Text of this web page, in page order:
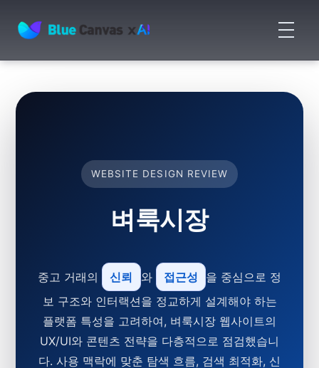
BLUECANVAS
메
뉴
기
WEBSITE DESIGN REVIEW
벼룩시장
중고 거래의 신뢰 와 접근성
을 중심으로 정
보 구조와 인터랙션을 정교하게 설계해야 하는
플랫폼 특성을 고려하여, 벼룩시장 웹사이트의
UX/UI와 콘텐츠 전략을 다층적으로 점검했습니
다. 사용 맥락에 맞춘 탐색 흐름, 검색 최적화, 신